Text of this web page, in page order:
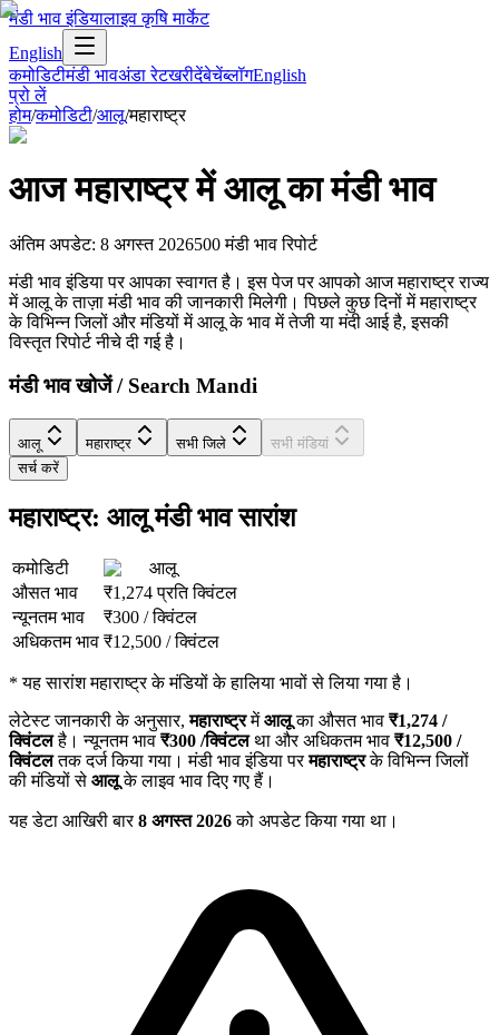
मंडी भाव इंडियालाइव कृषि मार्केट
English
कमोडिटीमंडी भावअंडा रेटखरीदेंबेचेंब्लॉगEnglish
प्रो लें
होम/कमोडिटी/आलू/महाराष्ट्र
आजमहाराष्ट्रमेंआलूका मंडी भाव
अंतिम अपडेट: 8 अगस्त 2026500 मंडी भाव रिपोर्ट
मंडी भाव इंडिया पर आपका स्वागत है। इस पेज पर आपको आज महाराष्ट्र राज्य
में आलू के ताज़ा मंडी भाव की जानकारी मिलेगी। पिछले कुछ दिनों में महाराष्ट्र
के विभिन्न जिलों और मंडियों में आलू के भाव में तेजी या मंदी आई है, इसकी
विस्तृत रिपोर्ट नीचे दी गई है।
मंडी भाव खोजें / Search Mandi
आलू महाराष्ट्र सभी जिले
सभी मंडियां
सर्च करें
महाराष्ट्र: आलू मंडी भाव सारांश
कमोडिटी
आलू
औसत भाव
₹1,274 प्रति क्विंटल
न्यूनतम भाव
₹300 /क्विंटल
अधिकतम भाव ₹12,500 /क्विंटल
*यह सारांश महाराष्ट्र के मंडियों के हालिया भावों से लिया गया है।
लेटेस्ट जानकारी के अनुसार,महाराष्ट्रमेंआलूका औसत भाव ₹1,274 /
क्विंटलहै। न्यूनतम भाव ₹300 /क्विंटलथा और अधिकतम भाव ₹12,500 /
क्विंटलतक दर्ज किया गया। मंडी भाव इंडिया परमहाराष्ट्रके विभिन्न जिलों
की मंडियों से आलूके लाइव भाव दिए गए हैं।
यह डेटा आखिरी बार8 अगस्त 2026को अपडेट किया गया था।